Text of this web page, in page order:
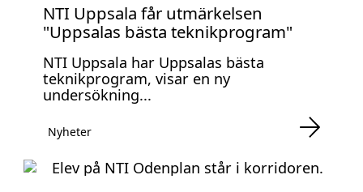
NTI Uppsala får utmärkelsen
"Uppsalas bästa teknikprogram"
NTI Uppsala har Uppsalas bästa
teknikprogram, visar en ny
undersökning...
Nyheter